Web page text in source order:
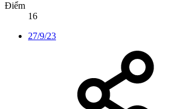
Điểm
16
27/9/23